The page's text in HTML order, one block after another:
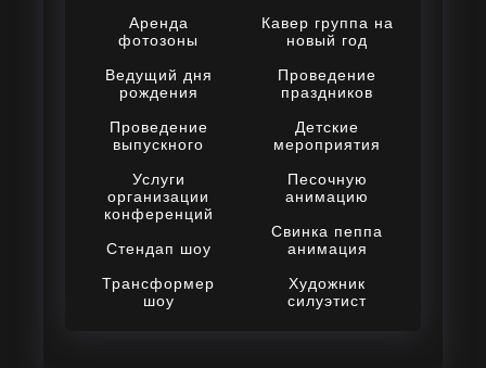
Аренда
фотозоны
Ведущий дня
рождения
Проведение
выпускного
Услуги
организации
конференций
Стендап шоу
Трансформер
шоу
Кавер группа на
новый год
Проведение
праздников
Детские
мероприятия
Песочную
анимацию
Свинка пеппа
анимация
Художник
силуэтист